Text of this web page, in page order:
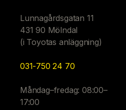
Lunnagårdsgatan 11
431 90 Mölndal
(i Toyotas anläggning)
031-750 24 70
Måndag–fredag: 08:00–
17:00